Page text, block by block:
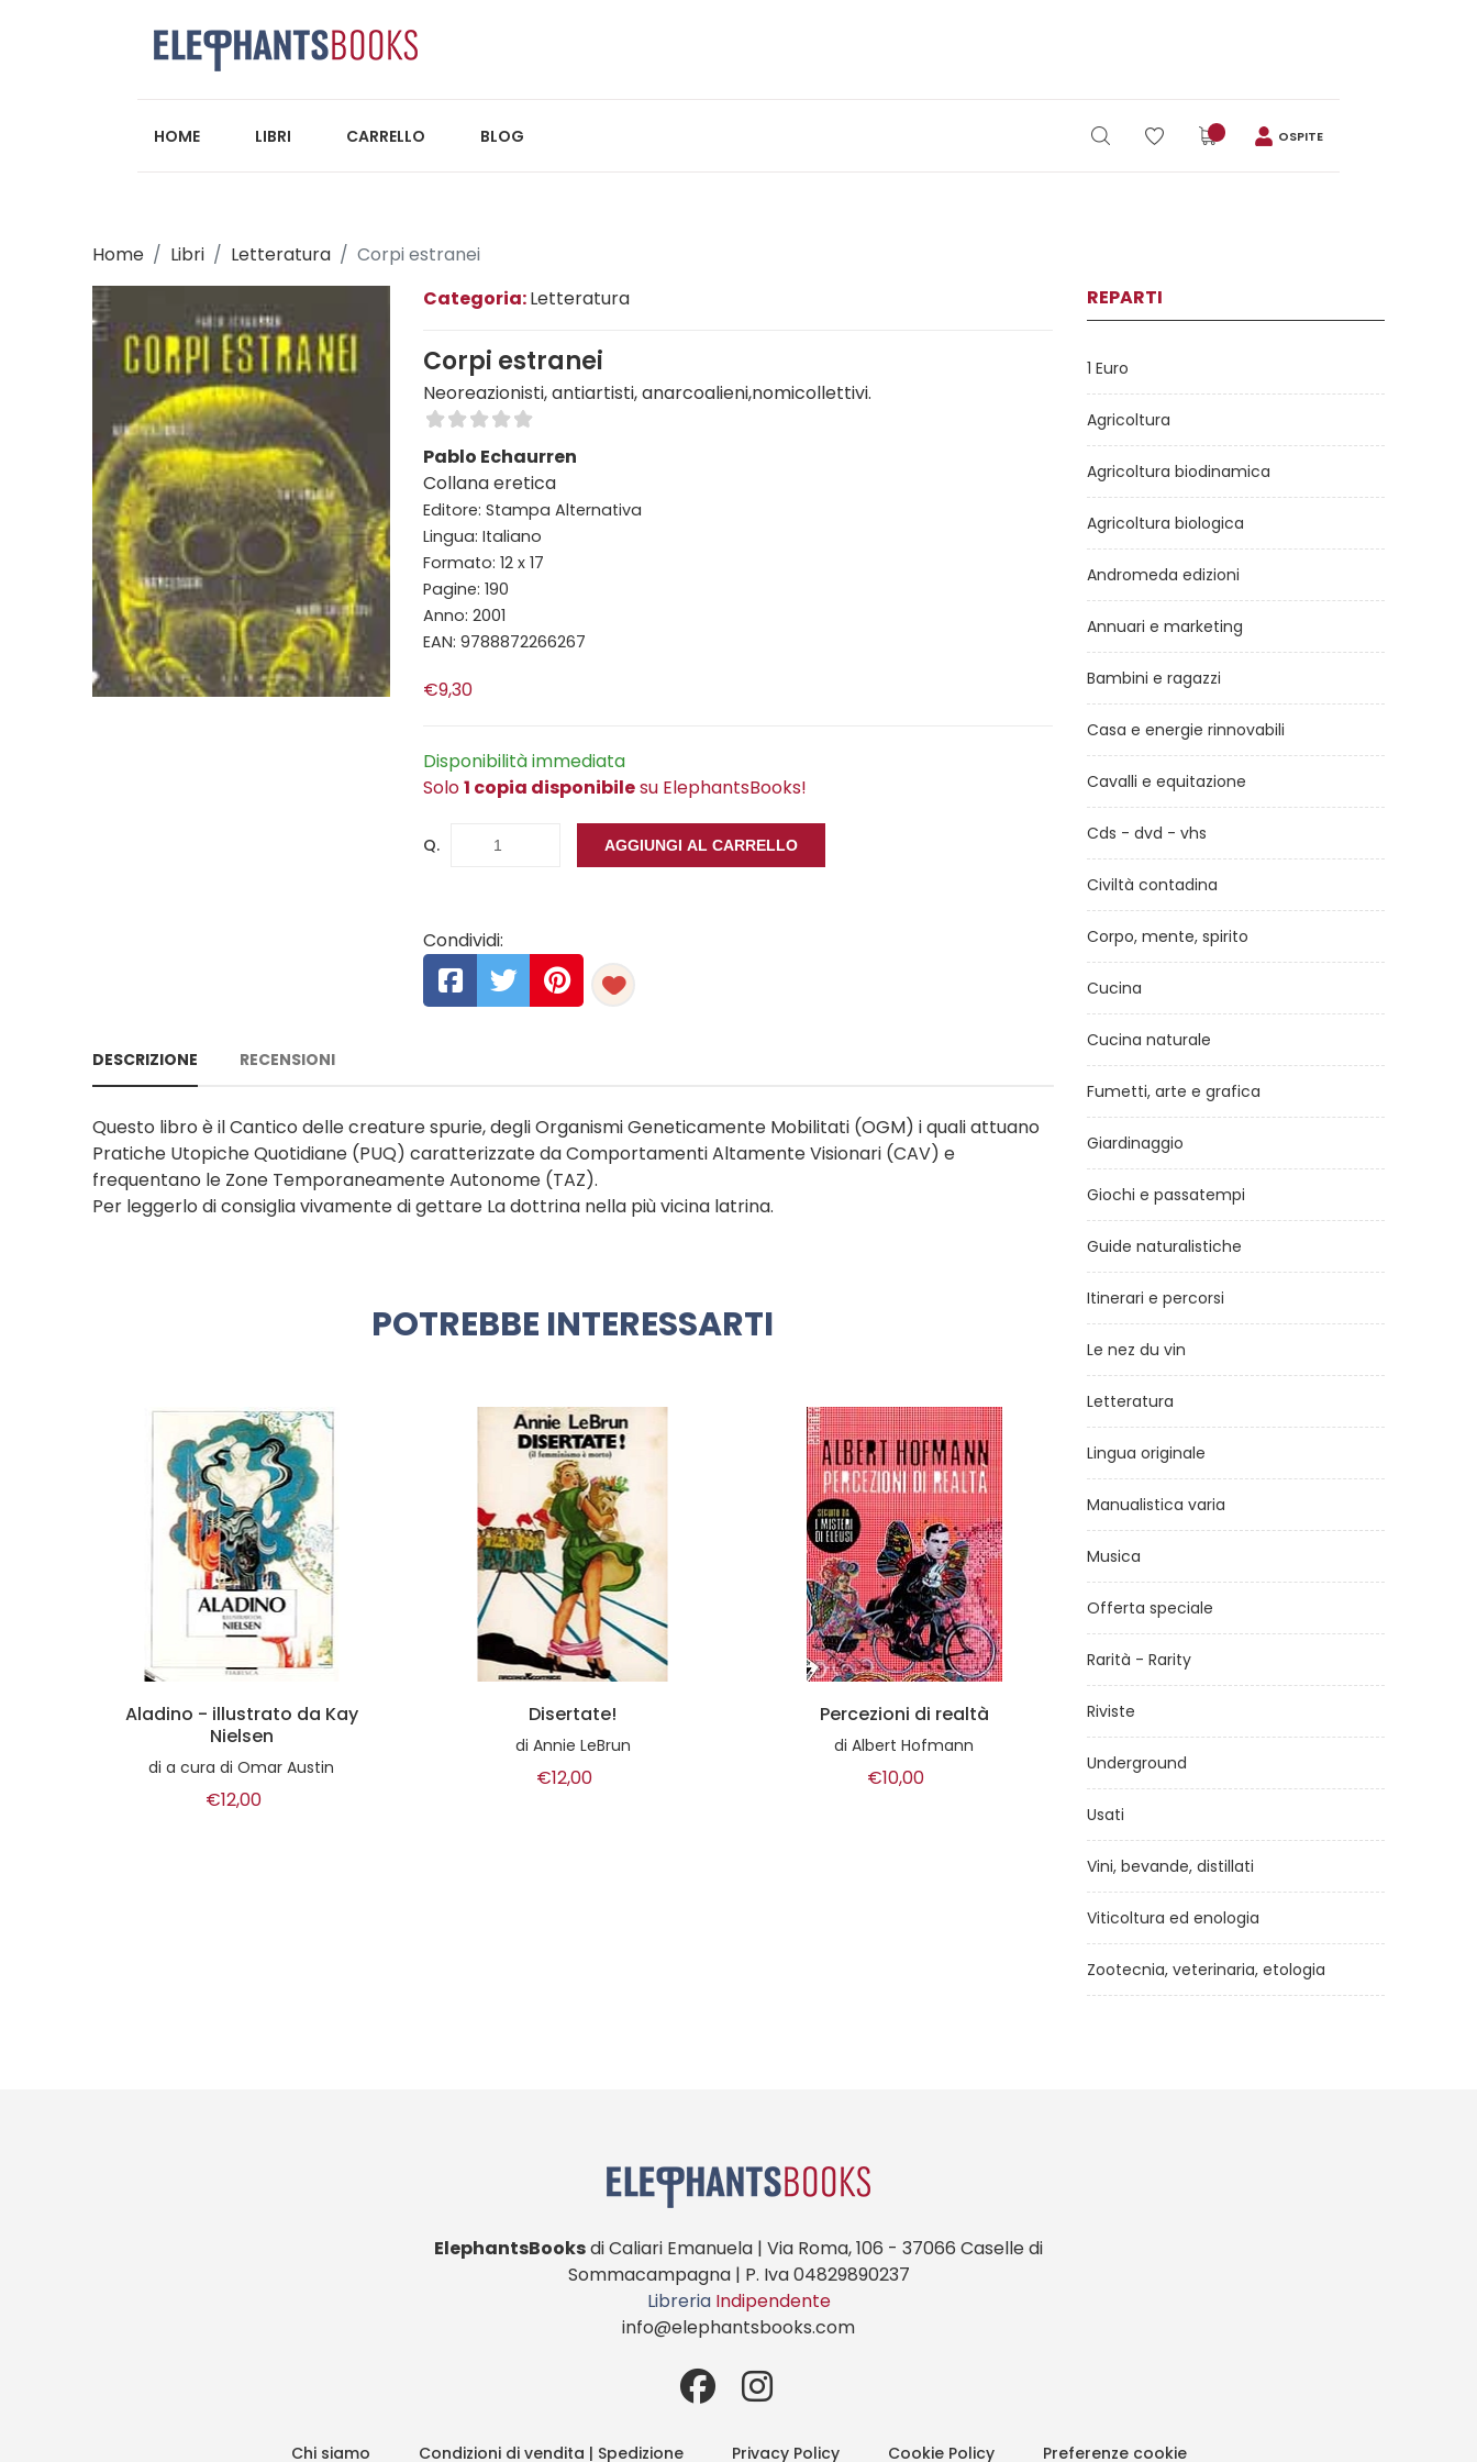
HOME LIBRI CARRELLO BLOG OSPITE
Home Libri Letteratura
Corpi estranei
Categoria:Letteratura
Corpi estranei
Neoreazionisti, antiartisti, anarcoalieni,nomicollettivi.
Pablo Echaurren
Collana eretica
Editore: Stampa Alternativa
Lingua: Italiano
Formato: 12 x 17
Pagine: 190
Anno: 2001
EAN: 9788872266267
€9,30
Disponibilità immediata
Solo1 copia disponibilesu ElephantsBooks!
Q. AGGIUNGI AL CARRELLO
Condividi:
DESCRIZIONE RECENSIONI
Questo libro è il Cantico delle creature spurie, degli Organismi Geneticamente Mobilitati (OGM) i quali attuano
Pratiche Utopiche Quotidiane (PUQ) caratterizzate da Comportamenti Altamente Visionari (CAV) e
frequentano le Zone Temporaneamente Autonome (TAZ).
Per leggerlo di consiglia vivamente di gettare La dottrina nella più vicina latrina.
POTREBBE INTERESSARTI
Disertate!
Annie LeBrun
€12,00
Percezioni di realtà
diAlbert Hofmann
€10,00
Da New York a San Francisco
diAllen Ginsberg
€15,00
REPARTI
1 Euro
Agricoltura
Agricoltura biodinamica
Agricoltura biologica
Andromeda edizioni
Annuari e marketing
Bambini e ragazzi
Casa e energie rinnovabili
Cavalli e equitazione
Cds - dvd - vhs
Civiltà contadina
Corpo, mente, spirito
Cucina
Cucina naturale
Fumetti, arte e grafica
Giardinaggio
Giochi e passatempi
Guide naturalistiche
Itinerari e percorsi
Le nez du vin
Letteratura
Lingua originale
Manualistica varia
Musica
Offerta speciale
Rarità - Rarity
Riviste
Underground
Usati
Vini, bevande, distillati
Viticoltura ed enologia
Zootecnia, veterinaria, etologia
ElephantsBooksdi Caliari Emanuela | Via Roma, 106 - 37066 Caselle di
Sommacampagna | P. Iva 04829890237
Libreria Indipendente
info@elephantsbooks.com
Chi siamo Condizioni di vendita | Spedizione Privacy Policy Cookie Policy Preferenze cookie